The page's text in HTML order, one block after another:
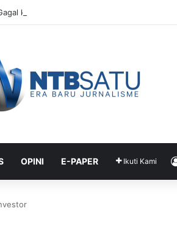
ke Piala Dunia 2026: Cape Verde Saja Bisa
OPINI E-PAPER Ikuti Kami